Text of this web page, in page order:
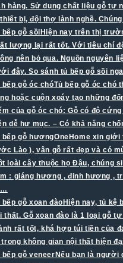
hàng. Sử dụng chất liệu gỗ tự
bị, đội thợ lành nghề.
bếp gỗ sồi Hiện nay trên thị
lượng lại rất tốt. Với tiêu chí
nên bỏ qua. Nguồn nguyên
đây. So sánh tủ bếp gỗ sồi
bếp gỗ óc chóTủ bếp gỗ óc chó
hoặc cuộn xoáy tạo những
của gỗ óc chó: Gỗ có độ
dễ hư mục. – Có khả năng
bếp gỗ hươngOneHome xin
Lào ), vân gỗ rất đẹp và có
loài cây thuộc họ Đậu, chúng
: giáng hương , đinh hương ,
bếp gỗ xoan đào Hiện nay, tủ kệ
thất. Gỗ xoan đào là 1 loại gỗ
rất tốt, khá hợp túi tiền của
không gian nội thất hiện
bếp gỗ veneer Nếu bạn là người